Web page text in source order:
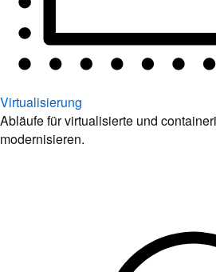
Virtualisierung
Abläufe für virtualisierte und
modernisieren.